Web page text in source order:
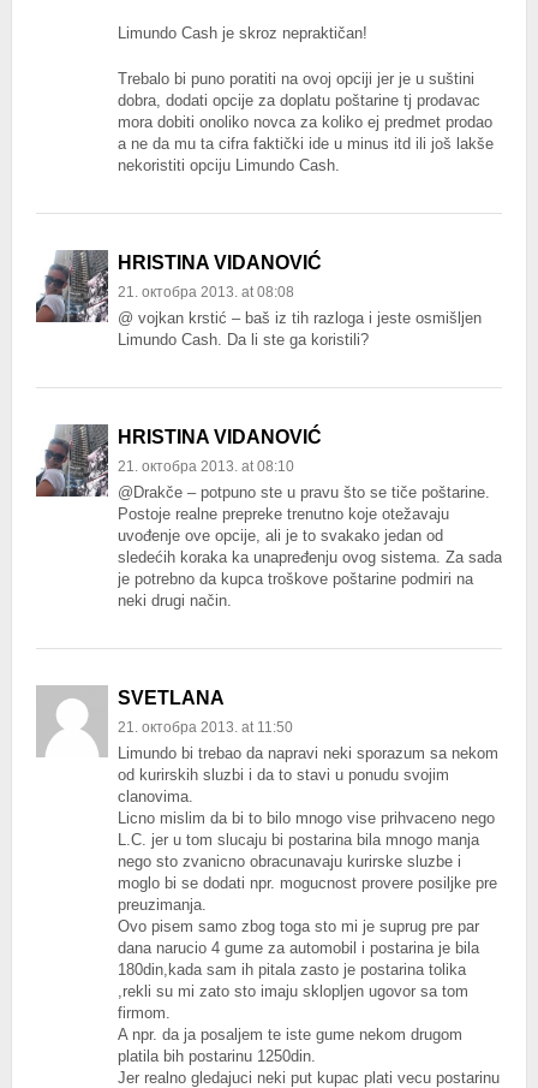
Limundo Cash je skroz nepraktičan!
Trebalo bi puno poratiti na ovoj opciji jer je u suštini
dobra, dodati opcije za doplatu poštarine tj prodavac
mora dobiti onoliko novca za koliko ej predmet prodao
a ne da mu ta cifra faktički ide u minus itd ili još lakše
nekoristiti opciju Limundo Cash.
HRISTINA VIDANOVIĆ
21. октобра 2013. at 08:08
@ vojkan krstić – baš iz tih razloga i jeste osmišljen
Limundo Cash. Da li ste ga koristili?
HRISTINA VIDANOVIĆ
21. октобра 2013. at 08:10
@Drakče – potpuno ste u pravu što se tiče poštarine.
Postoje realne prepreke trenutno koje otežavaju
uvođenje ove opcije, ali je to svakako jedan od
sledećih koraka ka unapređenju ovog sistema. Za sada
je potrebno da kupca troškove poštarine podmiri na
neki drugi način.
SVETLANA
21. октобра 2013. at 11:50
Limundo bi trebao da napravi neki sporazum sa nekom
od kurirskih sluzbi i da to stavi u ponudu svojim
clanovima.
Licno mislim da bi to bilo mnogo vise prihvaceno nego
L.C. jer u tom slucaju bi postarina bila mnogo manja
nego sto zvanicno obracunavaju kurirske sluzbe i
moglo bi se dodati npr. mogucnost provere posiljke pre
preuzimanja.
Ovo pisem samo zbog toga sto mi je suprug pre par
dana narucio 4 gume za automobil i postarina je bila
180din,kada sam ih pitala zasto je postarina tolika
,rekli su mi zato sto imaju sklopljen ugovor sa tom
firmom.
A npr. da ja posaljem te iste gume nekom drugom
platila bih postarinu 1250din.
Jer realno gledajuci neki put kupac plati vecu postarinu